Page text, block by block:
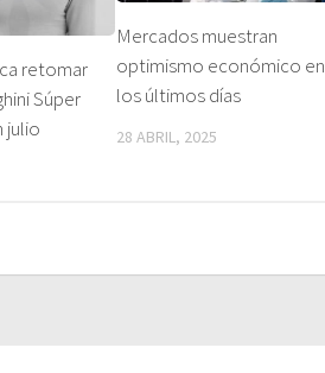
retomar
Súper
julio
Mercados muestran
optimismo económico en
los últimos días
28 ABRIL, 2025